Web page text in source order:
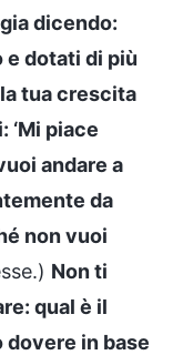
dicendo:
e dotati di più
tua crescita
‘Mi piace
andare a
da
non vuoi
Non ti
qual è il
dovere in base